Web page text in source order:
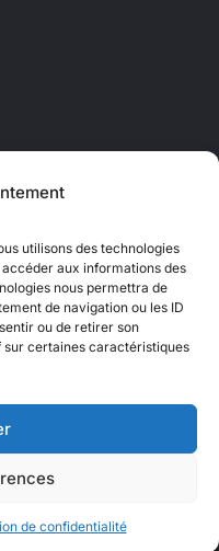
utilisons des technologies
aux informations des
nous permettra de
de navigation ou les ID
ou de retirer son
certaines caractéristiques
de confidentialité
Bretigny sur Orge